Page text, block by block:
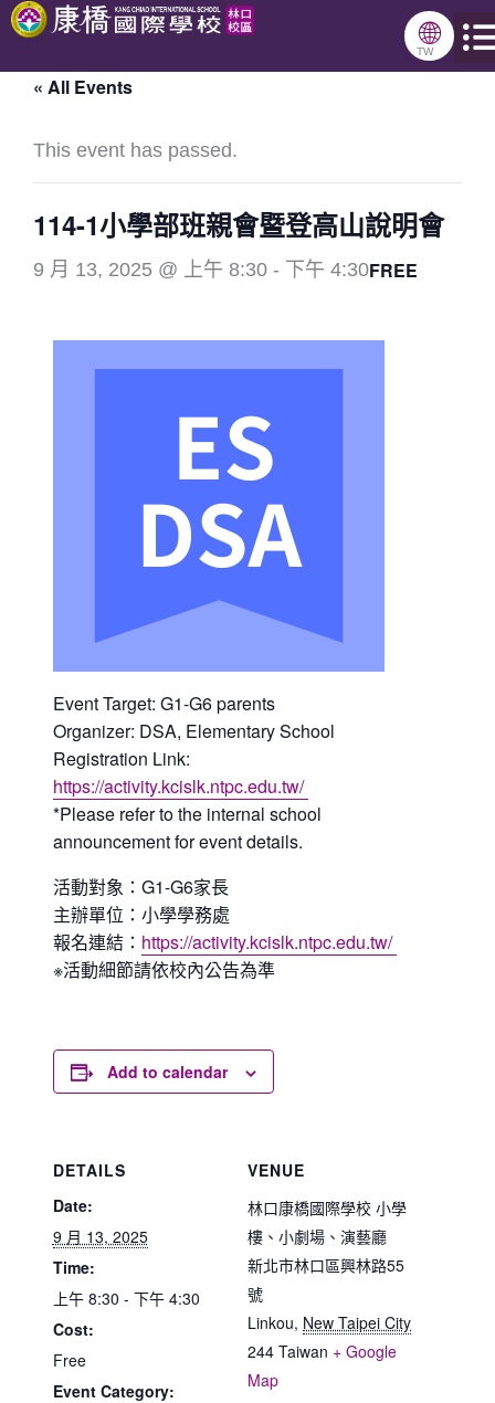
跳
🌐
TW
« All Events
This event has passed.
114-1小學部班親會暨登高山說明會
9 月 13, 2025 @ 上午 8:30- 下午 4:30FREE
Event Target: G1-G6 parents
Organizer: DSA, Elementary School
Registration Link:
https://activity.kcislk.ntpc.edu.tw/
*Please refer to the internal school
announcement for event details.
活動對象：G1-G6家長
主辦單位：小學學務處
報名連結： https://activity.kcislk.ntpc.edu.tw/
※活動細節請依校內公告為準
Add to calendar
DETAILS
Date:
9 月 13, 2025
Time:
上午 8:30 - 下午 4:30
Cost:
Free
Event Category:
VENUE
林口康橋國際學校 小學
樓、小劇場、演藝廳
新北市林口區興林路55
號
Linkou, New Taipei City
244 Taiwan + Google
Map